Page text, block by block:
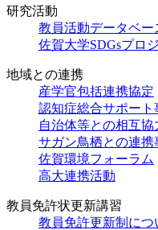
研究活動
教員活動データベー
佐賀大学SDGsプロ
地域との連携
産学官包括連携協定
認知症総合サポート
自治体等との相互協
サガン鳥栖との連携
佐賀環境フォーラム
高大連携活動
教員免許状更新講習
教員免許更新制につ